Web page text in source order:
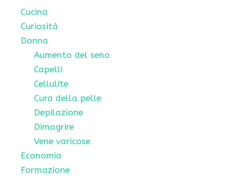
Cucina
Curiosità
Donna
Aumento del seno
Capelli
Cellulite
Cura della pelle
Depilazione
Dimagrire
Vene varicose
Economia
Formazione